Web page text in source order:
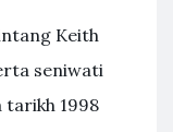
Keith
seniwati
tarikh 1998